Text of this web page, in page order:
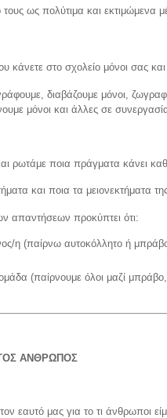
ως πολύτιμα και εκτιμώμενα
κάνετε στο σχολείο μόνοι σας
διαβάζουμε μόνοι,
μόνοι και άλλες σε
ρωτάμε ποια πράγματα κάνει
και ποια τα μειονεκτήματα
απαντήσεων προκύπτει ότι:
η (παίρνω αυτοκόλλητο ή
(παίρνουμε όλοι μαζί
ΑΝΘΡΩΠΟΣ
εαυτό μας για το τι άνθρωποι